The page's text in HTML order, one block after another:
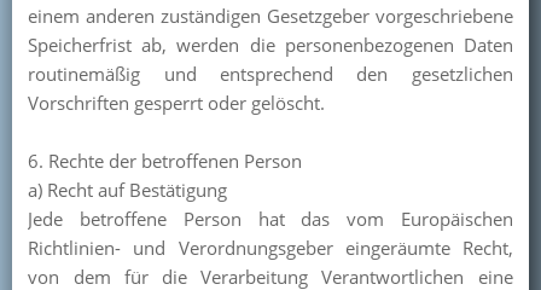
einem anderen zuständigen Gesetzgeber vorgeschriebene
Speicherfrist ab, werden die personenbezogenen Daten
routinemäßig und entsprechend den gesetzlichen
Vorschriften gesperrt oder gelöscht.
6. Rechte der betroffenen Person
a) Recht auf Bestätigung
Jede betroffene Person hat das vom Europäischen
Richtlinien- und Verordnungsgeber eingeräumte Recht,
von dem für die Verarbeitung Verantwortlichen eine